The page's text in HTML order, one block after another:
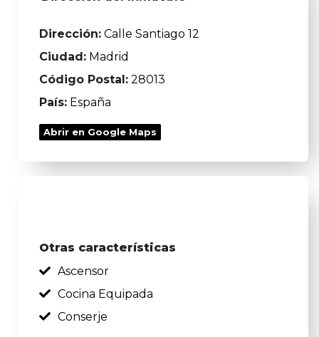
Dirección: Calle Santiago 12
Ciudad: Madrid
Código Postal: 28013
País: España
Abrir en Google Maps
Otras características
Ascensor
Cocina Equipada
Conserje